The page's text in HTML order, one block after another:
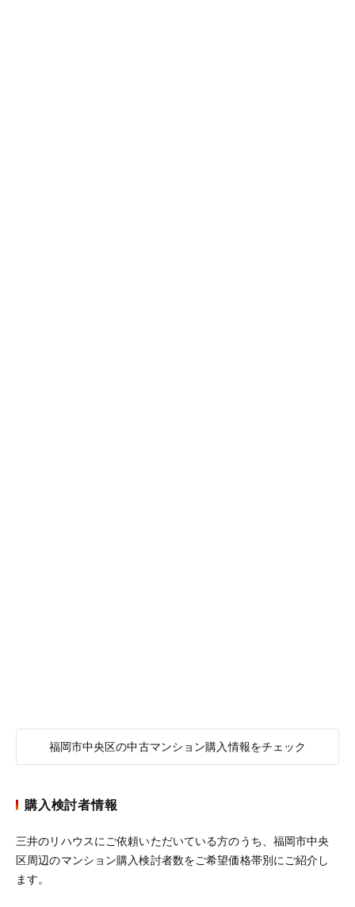
福岡市中央区の中古マンション購入情報をチェック
購入検討者情報
三井のリハウスにご依頼いただいている方のうち、福岡市中央
区周辺のマンション購入検討者数をご希望価格帯別にご紹介し
ます。